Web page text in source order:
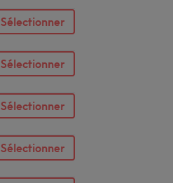
Sélectionner
Sélectionner
Sélectionner
Sélectionner